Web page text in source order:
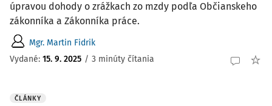
úpravou dohody o zrážkach zo mzdy podľa Občianskeho
zákonníka a Zákonníka práce.
Mgr. Martin Fidrik
Vydané: 15. 9. 2025 / 3 minúty čítania
ČLÁNKY